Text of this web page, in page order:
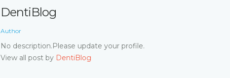
DentiBlog
Author
No description.Please update your profile.
View all post by DentiBlog